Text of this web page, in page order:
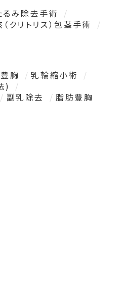
み除去手術
クリトリス）包茎手術
胸
乳輪縮小術
)
副乳除去
脂肪豊胸